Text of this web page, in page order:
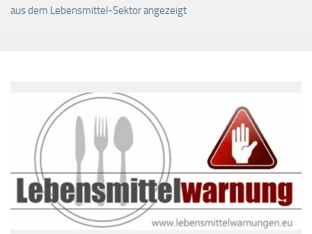
aus dem Lebensmittel-Sektor angezeigt